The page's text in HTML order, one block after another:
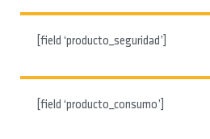
[field ‘producto_seguridad’]
[field ‘producto_consumo’]